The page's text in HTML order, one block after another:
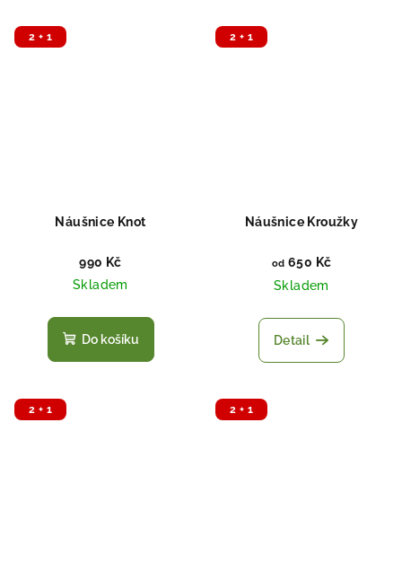
2 + 1
Náušnice Knot
990 Kč
Skladem
Do košíku
2 + 1
Náušnice Kroužky
od 650 Kč
Skladem
Detail
2 + 1 2 + 1